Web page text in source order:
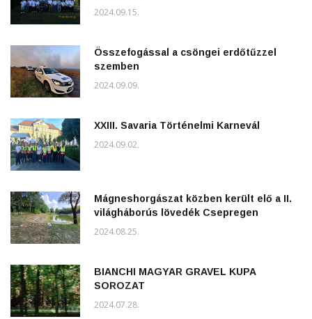
2024.09.15.
Összefogással a csöngei erdőtűzzel
szemben
2024.09.09.
XXIII. Savaria Történelmi Karnevál
2024.09.02.
Mágneshorgászat közben került elő a II.
világháborús lövedék Csepregen
2024.08.25.
BIANCHI MAGYAR GRAVEL KUPA
SOROZAT
2024.07.28.